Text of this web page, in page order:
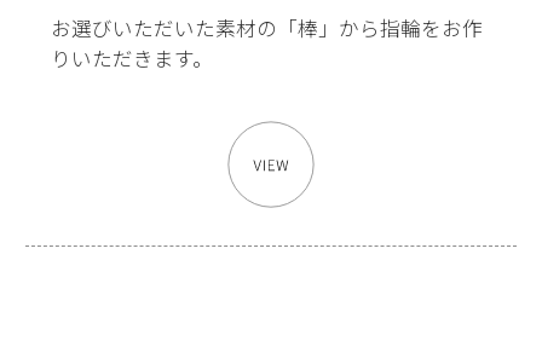
お選びいただいた素材の「棒」から指輪をお作
りいただきます。